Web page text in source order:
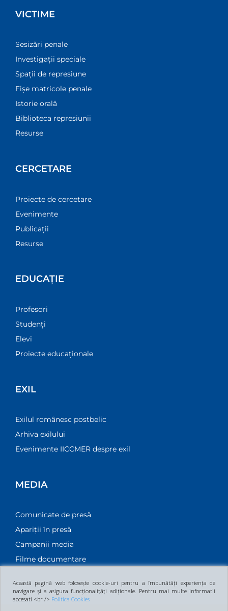
VICTIME
Sesizări penale
Investigații speciale
Spații de represiune
Fișe matricole penale
Istorie orală
Biblioteca represiunii
Resurse
CERCETARE
Proiecte de cercetare
Evenimente
Publicații
Resurse
EDUCAȚIE
Profesori
Studenți
Elevi
Proiecte educaționale
EXIL
Exilul românesc postbelic
Arhiva exilului
Evenimente IICCMER despre exil
MEDIA
Comunicate de presă
Apariții în presă
Campanii media
Filme documentare
Această pagină web folosește cookie-uri pentru a îmbunătăți experiența de
navigare și a asigura funcționalițăți adiționale. Pentru mai multe informatii
accesati <br /> Politica Cookies